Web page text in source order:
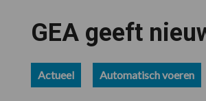
GEA geeft
Actueel Automatisch voeren